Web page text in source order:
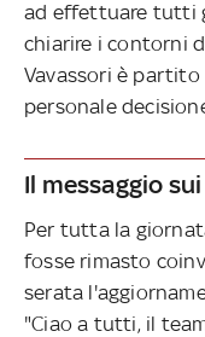
ad effettuare tutti
chiarire i contorni
Vavassori è
personale
Il messaggio
Per tutta la
fosse rimasto
serata
"Ciao a tutti, il